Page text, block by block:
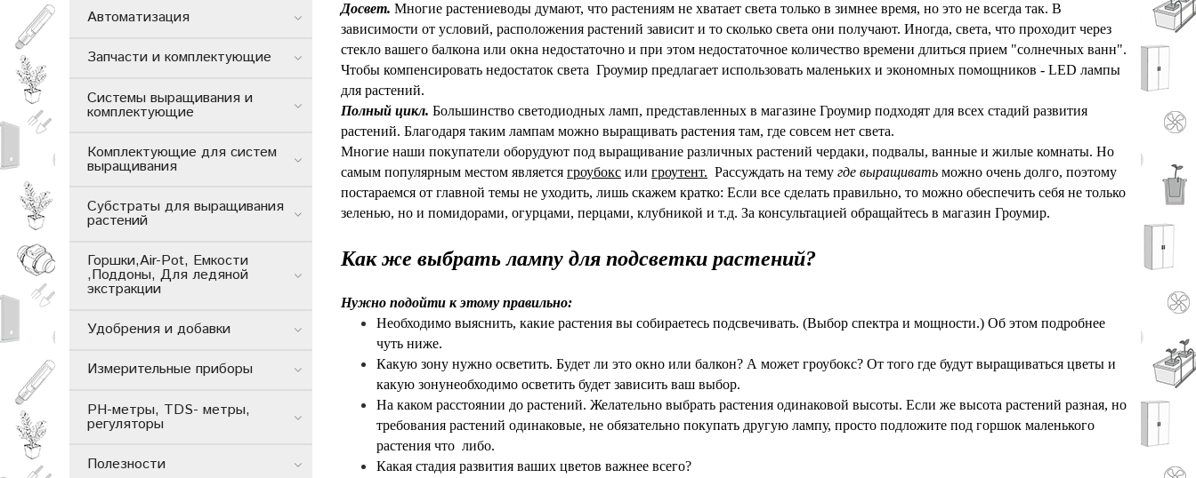
Досвет. Многие растениеводы думают, что растениям не хватает света только в зимнее время, но это не всегда так. В
зависимости от условий, расположения растений зависит и то сколько света они получают. Иногда, света, что проходит через
стекло вашего балкона или окна недостаточно и при этом недостаточное количество времени длиться прием "солнечных ванн".
Чтобы компенсировать недостаток света Гроумир предлагает использовать маленьких и экономных помощников - LED лампы
для растений.
Полный цикл. Большинство светодиодных ламп, представленных в магазине Гроумир подходят для всех стадий развития
растений. Благодаря таким лампам можно выращивать растения там, где совсем нет света.
Многие наши покупатели оборудуют под выращивание различных растений чердаки, подвалы, ванные и жилые комнаты. Но
самым популярным местом является гроубокс или гроутент. Рассуждать на тему где выращивать можно очень долго, поэтому
постараемся от главной темы не уходить, лишь скажем кратко: Если все сделать правильно, то можно обеспечить себя не только
зеленью, но и помидорами, огурцами, перцами, клубникой и т.д. За консультацией обращайтесь в магазин Гроумир.
Как же выбрать лампу для подсветки растений?
Нужно подойти к этому правильно:
Необходимо выяснить, какие растения вы собираетесь подсвечивать. (Выбор спектра и мощности.) Об этом подробнее
чуть ниже.
Какую зону нужно осветить. Будет ли это окно или балкон? А может гроубокс? От того где будут выращиваться цветы и
какую зонунеобходимо осветить будет зависить ваш выбор.
На каком расстоянии до растений. Желательно выбрать растения одинаковой высоты. Если же высота растений разная, но
требования растений одинаковые, не обязательно покупать другую лампу, просто подложите под горшок маленького
растения что либо.
Какая стадия развития ваших цветов важнее всего?
Автоматизация
Запчасти и комплектующие
Системы выращивания и
комплектующие
Комплектующие для систем
выращивания
Субстраты для выращивания
растений
Горшки,Air-Pot, Емкости
,Поддоны, Для ледяной
экстракции
Удобрения и добавки
Измерительные приборы
РН-метры, TDS- метры,
регуляторы
Полезности